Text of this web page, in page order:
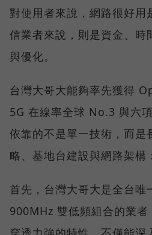
對使用者來說，網路很好用
信業者來說，則是資金、時
與優化。
台灣大哥大能夠率先獲得
5G 在線率全球 No.3 與六
依靠的不是單一技術，而是
略、基地台建設與網路架構：
首先，台灣大哥大是全台唯
900MHz 雙低頻組合的業者